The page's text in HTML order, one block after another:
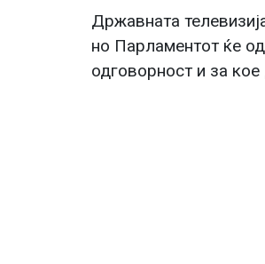
Државната
но Парламентот ќе
одговорност и за кое